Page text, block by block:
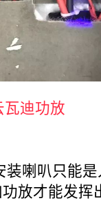
瓦迪功放
装喇叭只能
放才能发挥